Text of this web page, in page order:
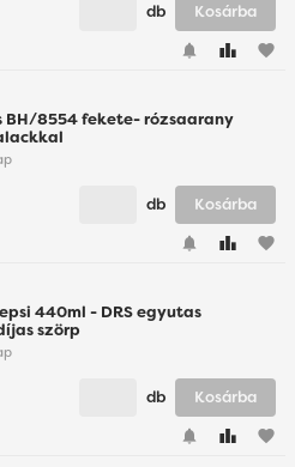
favorite
db Kosárba
BH/8554 fekete- rózsaarany
favorite
db Kosárba
440ml - DRS egyutas
szörp
favorite
db Kosárba